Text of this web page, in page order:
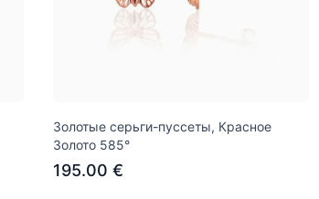
Золотые серьги-пуссеты, Красное
Золото 585°
195.00 €